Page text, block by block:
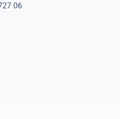
06